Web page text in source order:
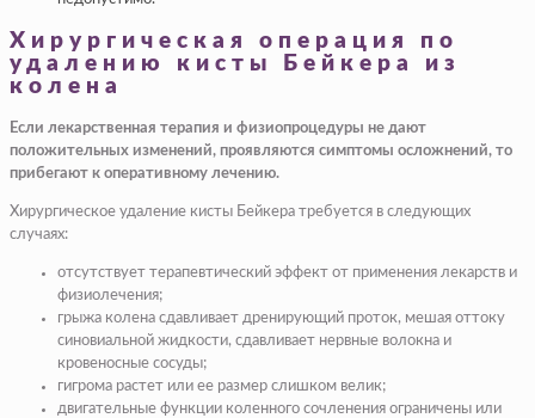
Хирургическая операция по
удалению кисты Бейкера из
колена
Если лекарственная терапия и физиопроцедуры не дают
положительных изменений, проявляются симптомы осложнений, то
прибегают к оперативному лечению.
Хирургическое удаление кисты Бейкера требуется в следующих
случаях:
отсутствует терапевтический эффект от применения лекарств и
физиолечения;
грыжа колена сдавливает дренирующий проток, мешая оттоку
синовиальной жидкости, сдавливает нервные волокна и
кровеносные сосуды;
гигрома растет или ее размер слишком велик;
двигательные функции коленного сочленения ограничены или